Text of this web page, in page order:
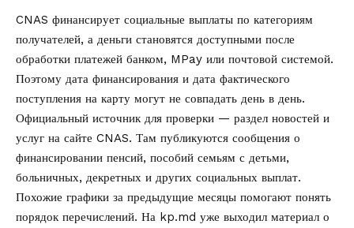
CNAS финансирует социальные выплаты по категориям
получателей, а деньги становятся доступными после
обработки платежей банком, MPay или почтовой системой.
Поэтому дата финансирования и дата фактического
поступления на карту могут не совпадать день в день.
Официальный источник для проверки — раздел новостей и
услуг на сайте CNAS. Там публикуются сообщения о
финансировании пенсий, пособий семьям с детьми,
больничных, декретных и других социальных выплат.
Похожие графики за предыдущие месяцы помогают понять
порядок перечислений. На kp.md уже выходил материал о